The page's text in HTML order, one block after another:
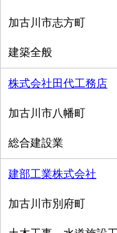
加古川市志方町
建築全般
株式会社田代工務店
加古川市八幡町
総合建設業
建部工業株式会社
加古川市別府町